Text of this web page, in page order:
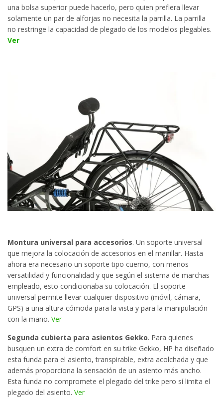
una bolsa superior puede hacerlo, pero quien prefiera llevar
solamente un par de alforjas no necesita la parrilla. La parrilla
no restringe la capacidad de plegado de los modelos plegables.
Ver
Montura universal para accesorios. Un soporte universal
que mejora la colocación de accesorios en el manillar. Hasta
ahora era necesario un soporte tipo cuerno, con menos
versatilidad y funcionalidad y que según el sistema de marchas
empleado, esto condicionaba su colocación. El soporte
universal permite llevar cualquier dispositivo (móvil, cámara,
GPS) a una altura cómoda para la vista y para la manipulación
con la mano. Ver
Segunda cubierta para asientos Gekko. Para quienes
busquen un extra de comfort en su trike Gekko, HP ha diseñado
esta funda para el asiento, transpirable, extra acolchada y que
además proporciona la sensación de un asiento más ancho.
Esta funda no compromete el plegado del trike pero sí limita el
plegado del asiento. Ver